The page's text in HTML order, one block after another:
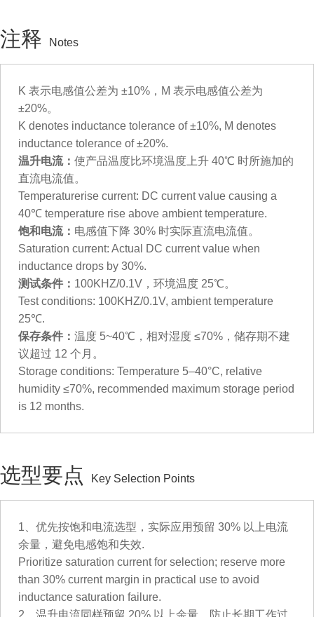
注释 Notes
K 表示电感值公差为 ±10%，M 表示电感值公差为
±20%。
K denotes inductance tolerance of ±10%, M denotes
inductance tolerance of ±20%.
温升电流： 使产品温度比环境温度上升 40℃ 时所施加的
直流电流值。
Temperaturerise current: DC current value causing a
40℃ temperature rise above ambient temperature.
饱和电流： 电感值下降 30% 时实际直流电流值。
Saturation current: Actual DC current value when
inductance drops by 30%.
测试条件： 100KHZ/0.1V，环境温度 25℃。
Test conditions: 100KHZ/0.1V, ambient temperature
25℃.
保存条件： 温度 5~40℃，相对湿度 ≤70%，储存期不建
议超过 12 个月。
Storage conditions: Temperature 5–40°C, relative
humidity ≤70%, recommended maximum storage period
is 12 months.
选型要点 Key Selection Points
1、优先按饱和电流选型，实际应用预留 30% 以上电流
余量，避免电感饱和失效.
Prioritize saturation current for selection; reserve more
than 30% current margin in practical use to avoid
inductance saturation failure.